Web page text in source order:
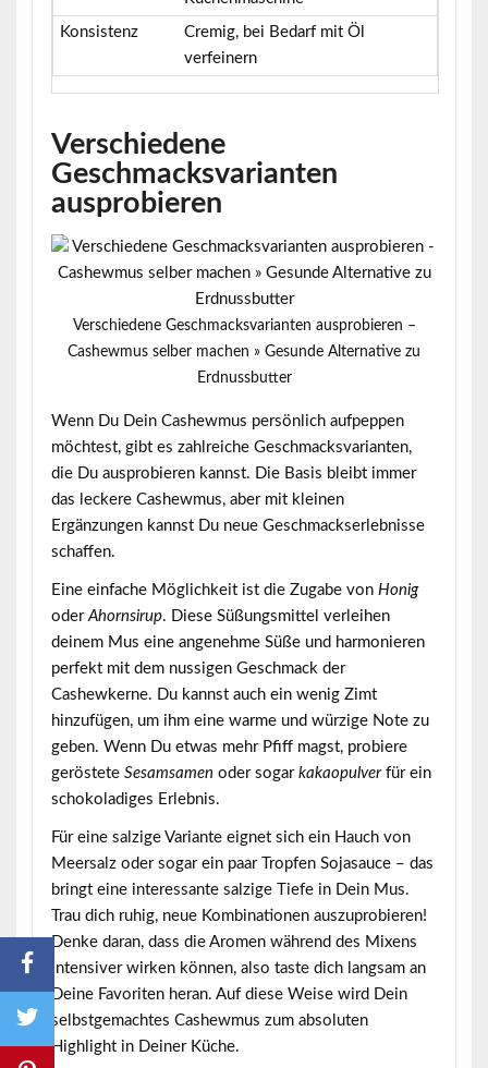
Konsistenz
Cremig, bei Bedarf mit Öl
verfeinern
Verschiedene
Geschmacksvarianten
ausprobieren
Verschiedene Geschmacksvarianten ausprobieren –
Cashewmus selber machen » Gesunde Alternative zu
Erdnussbutter
Wenn Du Dein Cashewmus persönlich aufpeppen
möchtest, gibt es zahlreiche Geschmacksvarianten,
die Du ausprobieren kannst. Die Basis bleibt immer
das leckere Cashewmus, aber mit kleinen
Ergänzungen kannst Du neue Geschmackserlebnisse
schaffen.
Eine einfache Möglichkeit ist die Zugabe von Honig
oder Ahornsirup. Diese Süßungsmittel verleihen
deinem Mus eine angenehme Süße und harmonieren
perfekt mit dem nussigen Geschmack der
Cashewkerne. Du kannst auch ein wenig Zimt
hinzufügen, um ihm eine warme und würzige Note zu
geben. Wenn Du etwas mehr Pfiff magst, probiere
geröstete Sesamsamen oder sogar kakaopulverfür ein
schokoladiges Erlebnis.
Für eine salzige Variante eignet sich ein Hauch von
Meersalzoder sogar ein paar Tropfen Sojasauce – das
bringt eine interessante salzige Tiefe in Dein Mus.
Trau dich ruhig, neue Kombinationen auszuprobieren!
Denke daran, dass die Aromen während des Mixens
intensiver wirken können, also taste dich langsam an
Deine Favoriten heran. Auf diese Weise wird Dein
selbstgemachtes Cashewmus zum absoluten
Highlight in Deiner Küche.